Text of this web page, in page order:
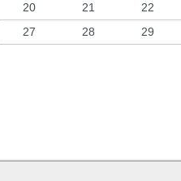
20
21 22
27
28 29